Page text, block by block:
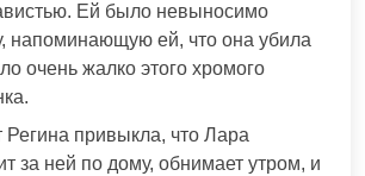
Ей было невыносимо
напоминающую ей, что она убила
очень жалко этого хромого
Регина привыкла, что Лара
за ней по дому, обнимает утром, и